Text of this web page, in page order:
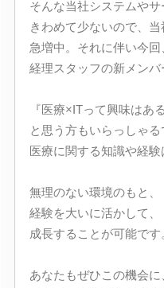
そんな当社システムや
きわめて少ないので、
急増中。それに伴い今回
経理スタッフの新メンバ
『医療×ITって興味はあ
と思う方もいらっしゃる
医療に関する知識や経験
無理のない環境のもと、
経験を大いに活かして、
成長することが可能です
あなたもぜひこの機会に